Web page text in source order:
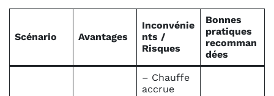
Scénario Avantages
Inconvénie
nts /
Risques
Bonnes
pratiques
recomman
dées
– Chauffe
accrue